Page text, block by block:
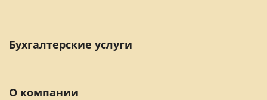
Бухгалтерские услуги
О компании